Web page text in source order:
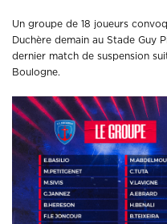
Un groupe de 18 joueurs
Duchère demain au Stade Guy
dernier match de suspension
Boulogne.